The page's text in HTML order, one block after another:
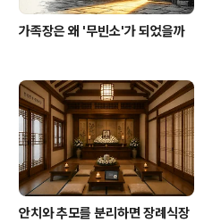
가족장은 왜 '무빈소'가 되었을까
안치와 추모를 분리하면 장례식장